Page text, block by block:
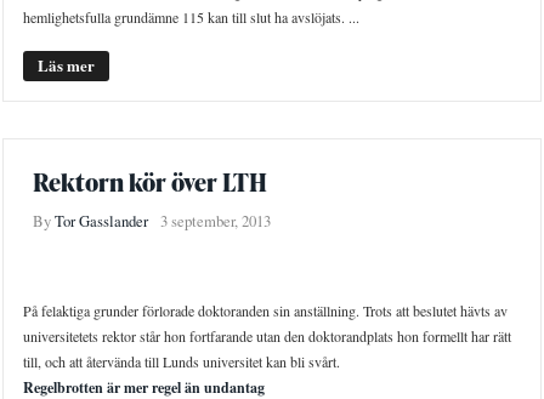
hemlighetsfulla grundämne 115 kan till slut ha avslöjats. ...
Läs mer
Rektorn kör över LTH
ByTor Gasslander 3 september, 2013
På felaktiga grunder förlorade doktoranden sin anställning. Trots att beslutet hävts av
universitetets rektor står hon fortfarande utan den doktorandplats hon formellt har rätt
till, och att återvända till Lunds universitet kan bli svårt.
Regelbrotten är mer regel än undantag